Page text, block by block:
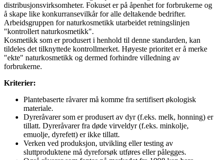
distribusjonsvirksomheter. Fokuset er på åpenhet for forbrukerne og
å skape like konkurransevilkår for alle deltakende bedrifter.
Arbeidsgruppen for naturkosmetikk utarbeidet retningslinjen
"kontrollert naturkosmetikk".
Kosmetikk som er produsert i henhold til denne standarden, kan
tildeles det tilknyttede kontrollmerket. Høyeste prioritet er å merke
"ekte" naturkosmetikk og dermed forhindre villedning av
forbrukerne.
Kriterier:
Plantebaserte råvarer må komme fra sertifisert økologisk
materiale.
Dyreråvarer som er produsert av dyr (f.eks. melk, honning) er
tillatt. Dyreråvarer fra døde virveldyr (f.eks. minkolje,
emuolje, dyrefett) er ikke tillatt.
Verken ved produksjon, utvikling eller testing av
sluttproduktene må dyreforsøk utføres eller pålegges.